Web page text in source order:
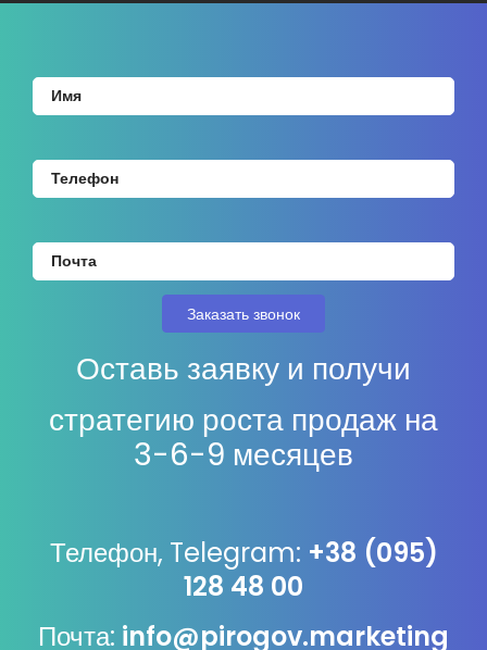
Оставь заявку и получи
стратегию роста продаж на
3-6-9 месяцев
Телефон, Telegram: +38 (095)
128 48 00
Почта: info@pirogov.marketing